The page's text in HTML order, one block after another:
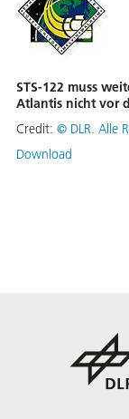
STS-122 muss
Atlantis nicht vor
Credit: © DLR. Alle
Download